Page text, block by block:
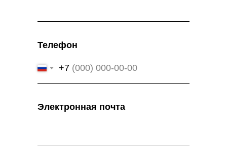
Телефон
+7
Электронная почта